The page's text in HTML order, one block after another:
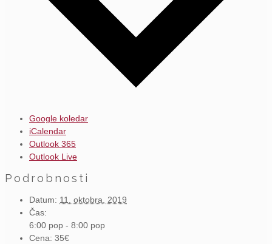
Google koledar
iCalendar
Outlook 365
Outlook Live
Podrobnosti
Datum: 11. oktobra, 2019
Čas:
6:00 pop - 8:00 pop
Cena: 35€